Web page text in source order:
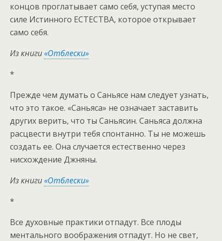
концов проглатывает само себя, уступая место
силе Истинного ЕСТЕСТВА, которое открывает
само себя.
Из книги«Отблески»
*
Прежде чем думать о Саньясе нам следует узнать,
что это такое. «Саньяса» не означает заставить
других верить, что ты Саньясин. Саньяса должна
расцвести внутри тебя спонтанно. Ты не можешь
создать ее. Она случается естественно через
нисхождение Джняны.
Из книги«Отблески»
*
Все духовные практики отпадут. Все плоды
ментального воображения отпадут. Но не свет,